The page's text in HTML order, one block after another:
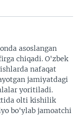
asoslangan
chiqadi. O'zbek
nafaqat
jamiyatdagi
yoritiladi.
olti kishilik
bo'ylab jamoatchi